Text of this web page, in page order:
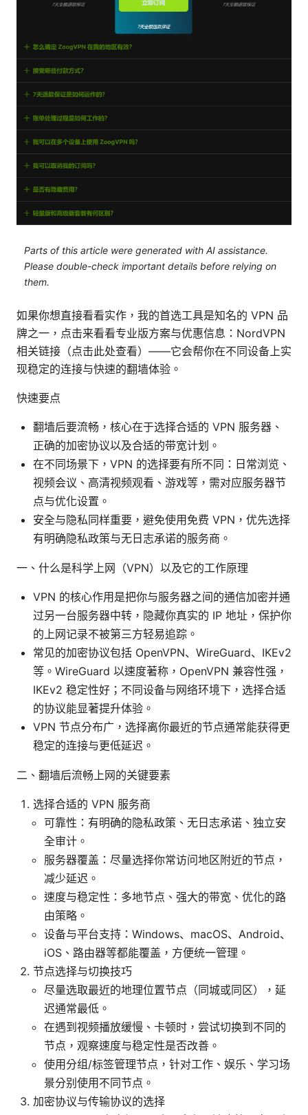
Parts of this article were generated with AI assistance.
Please double-check important details before relying on
them.
如果你想直接看看实作，我的首选工具是知名的 VPN 品
牌之一，点击来看看专业版方案与优惠信息：NordVPN
相关链接（点击此处查看）——它会帮你在不同设备上实
现稳定的连接与快速的翻墙体验。
快速要点
翻墙后要流畅，核心在于选择合适的 VPN 服务器、
正确的加密协议以及合适的带宽计划。
在不同场景下，VPN 的选择要有所不同：日常浏览、
视频会议、高清视频观看、游戏等，需对应服务器节
点与优化设置。
安全与隐私同样重要，避免使用免费 VPN，优先选择
有明确隐私政策与无日志承诺的服务商。
一、什么是科学上网（VPN）以及它的工作原理
VPN 的核心作用是把你与服务器之间的通信加密并通
过另一台服务器中转，隐藏你真实的 IP 地址，保护你
的上网记录不被第三方轻易追踪。
常见的加密协议包括 OpenVPN、WireGuard、IKEv2
等。WireGuard 以速度著称，OpenVPN 兼容性强，
IKEv2 稳定性好；不同设备与网络环境下，选择合适
的协议能显著提升体验。
VPN 节点分布广，选择离你最近的节点通常能获得更
稳定的连接与更低延迟。
二、翻墙后流畅上网的关键要素
选择合适的 VPN 服务商
可靠性：有明确的隐私政策、无日志承诺、独立安
全审计。
服务器覆盖：尽量选择你常访问地区附近的节点，
减少延迟。
速度与稳定性：多地节点、强大的带宽、优化的路
由策略。
设备与平台支持：Windows、macOS、Android、
iOS、路由器等都能覆盖，方便统一管理。
节点选择与切换技巧
尽量选取最近的地理位置节点（同城或同区），延
迟通常最低。
在遇到视频播放缓慢、卡顿时，尝试切换到不同的
节点，观察速度与稳定性是否改善。
使用分组/标签管理节点，针对工作、娱乐、学习场
景分别使用不同节点。
加密协议与传输协议的选择